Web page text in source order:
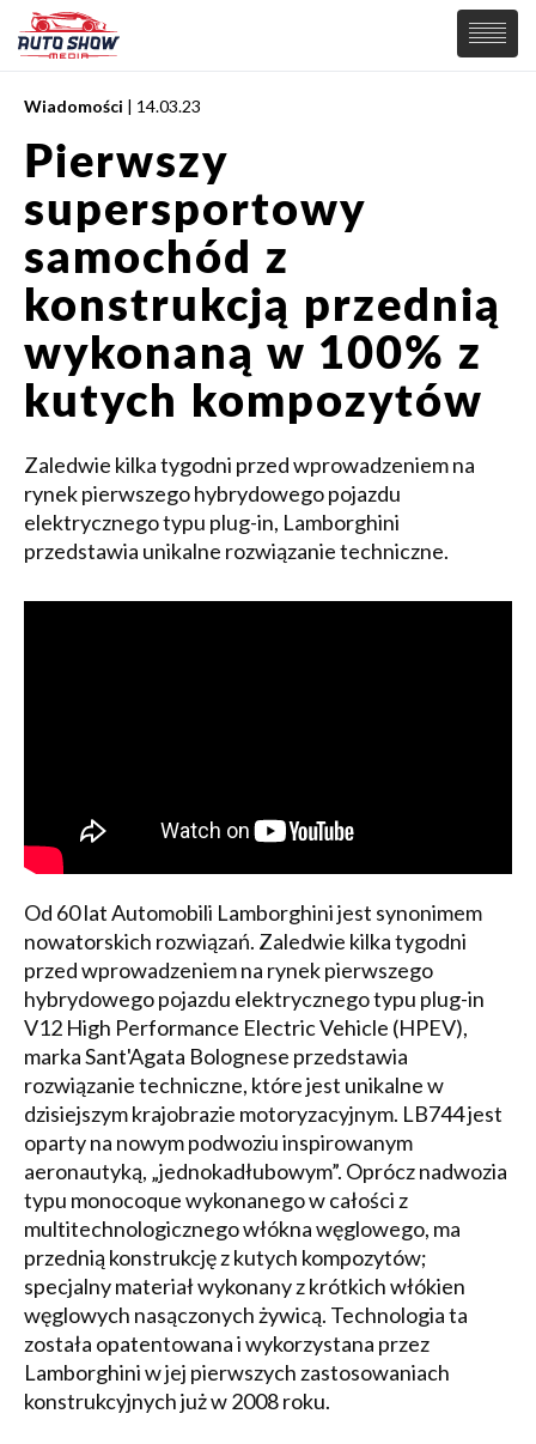
PREMIERY
SAMOCHODY
Wiadomości
Supersamochody
Samochody Koncepcyjne
Tuning
Elektryczne
MOTORSPORT
Wiadomości | 14.03.23
Pierwszy
supersportowy
samochód z
konstrukcją przednią
wykonaną w 100% z
kutych kompozytów
Zaledwie kilka tygodni przed wprowadzeniem na
rynek pierwszego hybrydowego pojazdu
elektrycznego typu plug-in, Lamborghini
przedstawia unikalne rozwiązanie techniczne.
Od 60 lat Automobili Lamborghini jest synonimem
nowatorskich rozwiązań. Zaledwie kilka tygodni
przed wprowadzeniem na rynek pierwszego
hybrydowego pojazdu elektrycznego typu plug-in
V12 High Performance Electric Vehicle (HPEV),
marka Sant'Agata Bolognese przedstawia
rozwiązanie techniczne, które jest unikalne w
dzisiejszym krajobrazie motoryzacyjnym. LB744 jest
oparty na nowym podwoziu inspirowanym
aeronautyką, „jednokadłubowym”. Oprócz nadwozia
typu monocoque wykonanego w całości z
multitechnologicznego włókna węglowego, ma
przednią konstrukcję z kutych kompozytów;
specjalny materiał wykonany z krótkich włókien
węglowych nasączonych żywicą. Technologia ta
została opatentowana i wykorzystana przez
Lamborghini w jej pierwszych zastosowaniach
konstrukcyjnych już w 2008 roku.